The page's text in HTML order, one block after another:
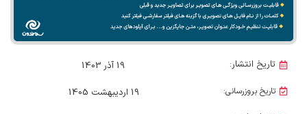
تاریخ انتشار: 19 آذر 1403
تاریخ بروزرسانی:
19 اردیبهشت 1405